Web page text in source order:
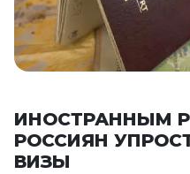
ИНОСТРАННЫМ
РОССИЯН
ВИЗЫ